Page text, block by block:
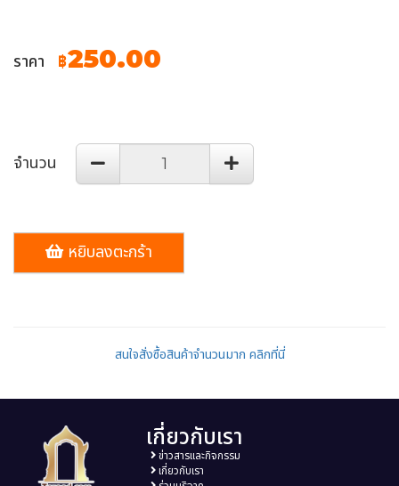
ราคา ฿250.00
จำนวน
หยิบลงตะกร้า
สนใจสั่งซื้อสินค้าจำนวนมาก คลิกที่นี่
เกี่ยวกับเรา
ข่าวสารและกิจกรรม
เกี่ยวกับเรา